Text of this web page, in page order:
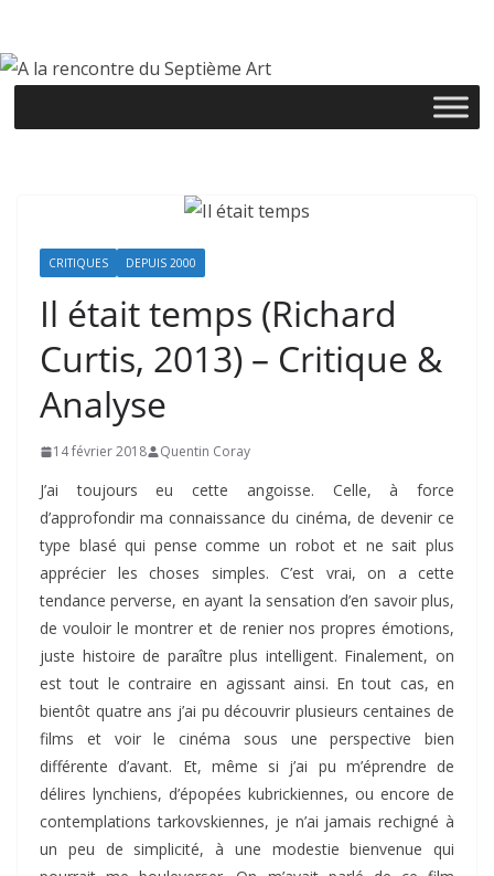
contenu
CRITIQUES DEPUIS 2000
Il était temps (Richard
Curtis, 2013) – Critique &
Analyse
14 février 2018 Quentin Coray
J’ai toujours eu cette angoisse. Celle, à force
d’approfondir ma connaissance du cinéma, de devenir ce
type blasé qui pense comme un robot et ne sait plus
apprécier les choses simples. C’est vrai, on a cette
tendance perverse, en ayant la sensation d’en savoir plus,
de vouloir le montrer et de renier nos propres émotions,
juste histoire de paraître plus intelligent. Finalement, on
est tout le contraire en agissant ainsi. En tout cas, en
bientôt quatre ans j’ai pu découvrir plusieurs centaines de
films et voir le cinéma sous une perspective bien
différente d’avant. Et, même si j’ai pu m’éprendre de
délires lynchiens, d’épopées kubrickiennes, ou encore de
contemplations tarkovskiennes, je n’ai jamais rechigné à
un peu de simplicité, à une modestie bienvenue qui